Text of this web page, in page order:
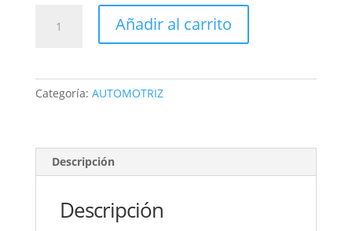
Añadir al carrito
Categoría: AUTOMOTRIZ
Descripción
Descripción